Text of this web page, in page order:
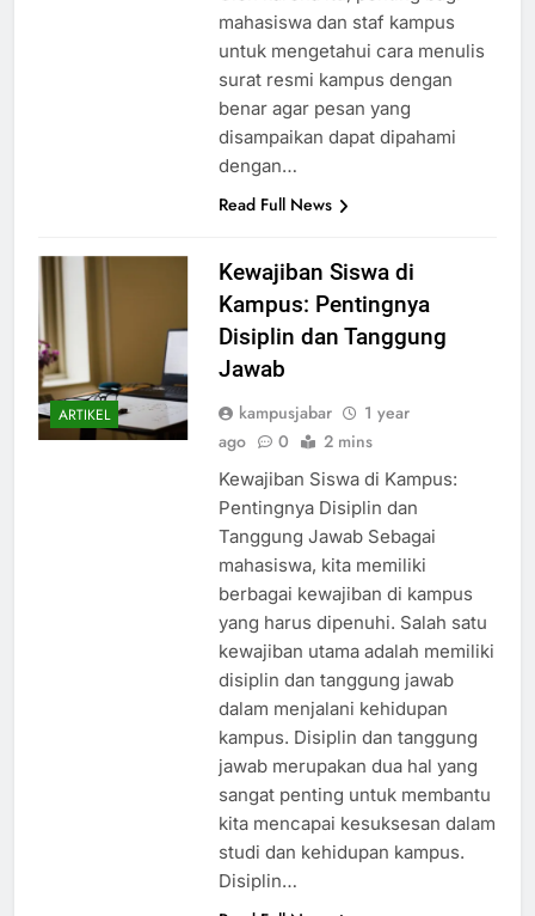
Oleh karena itu, penting bagi
mahasiswa dan staf kampus
untuk mengetahui cara menulis
surat resmi kampus dengan
benar agar pesan yang
disampaikan dapat dipahami
ARTIKEL
Kewajiban Siswa di
Kampus: Pentingnya
Disiplin dan Tanggung
kampusjabar
1 year
Kewajiban Siswa di Kampus:
Pentingnya Disiplin dan
Tanggung Jawab Sebagai
mahasiswa, kita memiliki
berbagai kewajiban di kampus
yang harus dipenuhi. Salah satu
kewajiban utama adalah memiliki
disiplin dan tanggung jawab
dalam menjalani kehidupan
kampus. Disiplin dan tanggung
jawab merupakan dua hal yang
sangat penting untuk membantu
kita mencapai kesuksesan dalam
studi dan kehidupan kampus.